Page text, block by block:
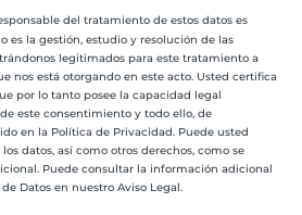
del tratamiento de estos datos es
es la gestión, estudio y resolución de las
legitimados para este tratamiento a
nos está otorgando en este acto. Usted certifica
por lo tanto posee la capacidad legal
este consentimiento y todo ello, de
en la Política de Privacidad. Puede usted
datos, así como otros derechos, como se
Puede consultar la información adicional
Datos en nuestro Aviso Legal.